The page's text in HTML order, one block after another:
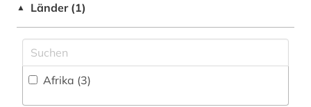
▲ Länder (1)
Afrika (3)